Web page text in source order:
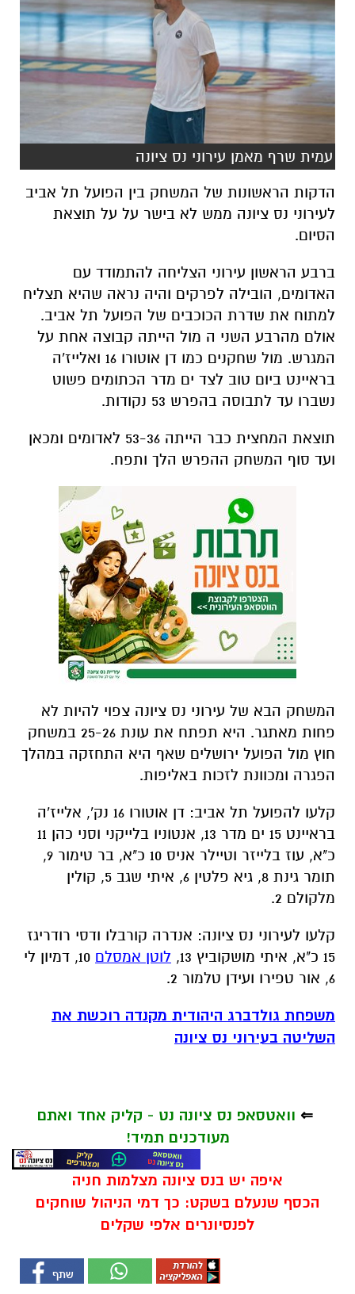
עמית שרף מאמן עירוני נס ציונה
הדקות הראשונות של המשחק בין הפועל תל אביב
לעירוני נס ציונה ממש לא בישר על על תוצאת
הסיום.
ברבע הראשון עירוני הצליחה להתמודד עם
האדומים, הובילה לפרקים והיה נראה שהיא תצליח
למתוח את שדרת הכוכבים של הפועל תל אביב.
אולם מהרבע השני ה מול הייתה קבוצה אחת על
המגרש. מול שחקנים כמו דן אוטורו 16 ואלייז'ה
בראיינט ביום טוב לצד ים מדר הכתומים פשוט
נשברו עד לתבוסה בהפרש 53 נקודות.
תוצאת המחצית כבר הייתה 53-36 לאדומים ומכאן
ועד סוף המשחק ההפרש הלך ותפח.
המשחק הבא של עירוני נס ציונה צפוי להיות לא
פחות מאתגר. היא תפתח את עונת 25-26 במשחק
חוץ מול הפועל ירושלים שאף היא התחזקה במהלך
הפגרה ומכוונת לזכות באליפות.
קלעו להפועל תל אביב: דן אוטורו 16 נק', אלייז'ה
בראיינט 15 ים מדר 13, אנטוניו בלייקני וסני כהן 11
כ"א, עוז בלייזר וטיילר אניס 10 כ"א, בר טימור 9,
תומר גינת 8, גיא פלטין 6, איתי שגב 5, קולין
מלקולם 2.
קלעו לעירוני נס ציונה: אנדרה קורבלו ודסי רודריגז
15 כ"א, איתי מושקוביץ 13,
לוטן אמסלם
10, דמיון לי
6, אור טפירו ועידן טלמור 2.
משפחת גולדברג היהודית מקנדה רוכשת את
השליטה בעירוני נס ציונה
⇐ וואטסאפ נס ציונה נט - קליק אחד ואתם
מעודכנים תמיד!
איפה יש בנס ציונה מצלמות חניה
הכסף שנעלם בשקט: כך דמי הניהול שוחקים
לפנסיונרים אלפי שקלים